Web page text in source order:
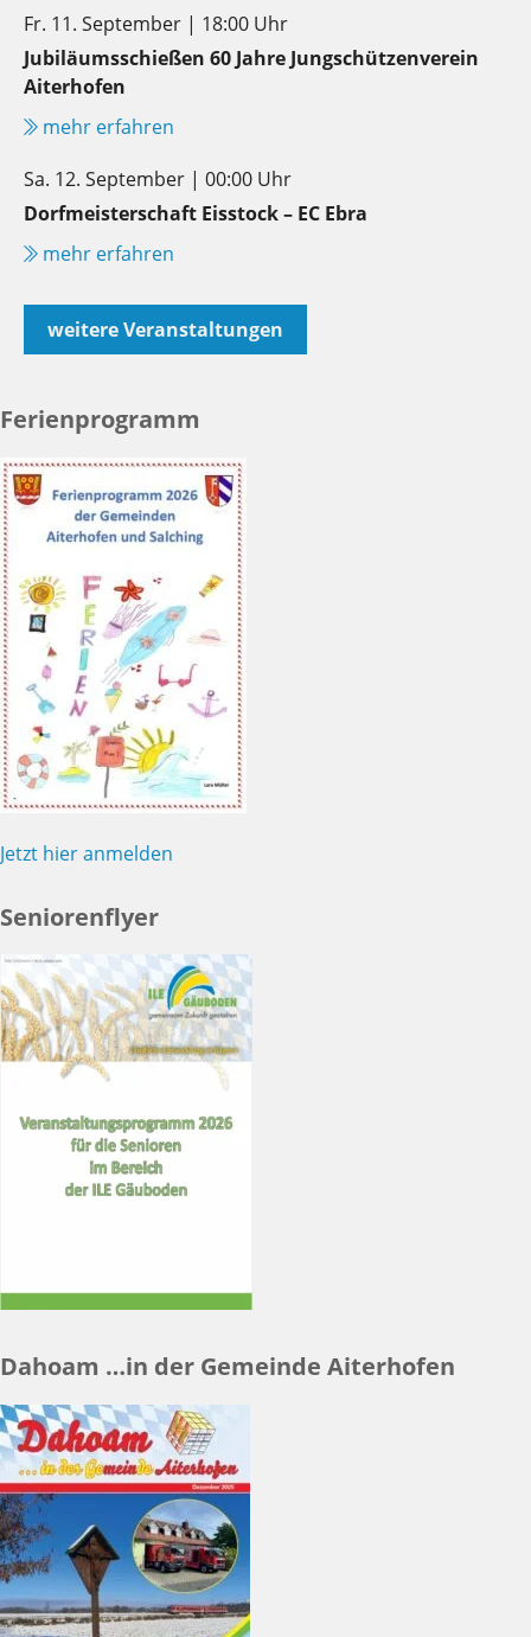
Fr. 11. September | 18:00 Uhr
Jubiläumsschießen 60 Jahre Jungschützenverein
Aiterhofen
mehr erfahren
Sa. 12. September | 00:00 Uhr
Dorfmeisterschaft Eisstock – EC Ebra
mehr erfahren
weitere Veranstaltungen
Ferienprogramm
Jetzt hier anmelden
Seniorenflyer
Dahoam …in der Gemeinde Aiterhofen